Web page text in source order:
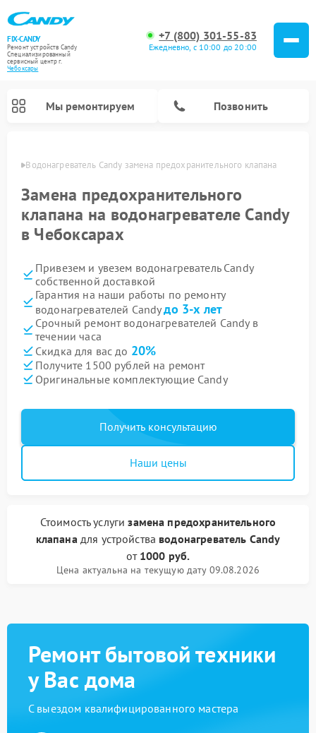
FIX-CANDY
Ремонт устройств Candy
Специализированный
cервисный центр г.
Чебоксары
+7 (800) 301-55-83
Ежедневно, с 10:00 до 20:00
Мы ремонтируем Позвонить
Водонагреватель Candy замена предохранительного клапана
Замена предохранительного
клапана на водонагревателе Candy
в Чебоксарах
Привезем и увезем водонагреватель Candy
собственной доставкой
Гарантия на наши работы по ремонту
водонагревателей Candyдо 3-х лет
Срочный ремонт водонагревателей Candy в
течении часа
Скидка для вас до 20%
Получите 1500 рублей на ремонт
Оригинальные комплектующие Candy
Получить консультацию
Наши цены
Стоимость услугизамена предохранительного
клапанадля устройства водонагреватель Candy
от 1000 руб.
Цена актуальна на текущую дату 09.08.2026
Ремонт бытовой техники
у Вас дома
С выездом квалифицированного мастера